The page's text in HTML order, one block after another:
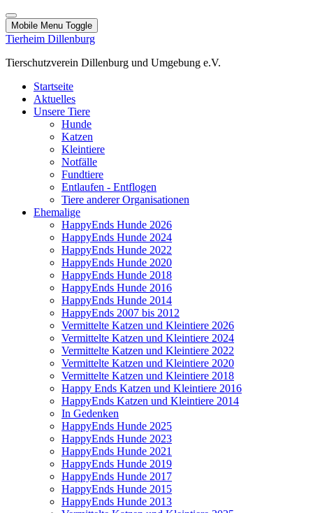
Mobile Menu Toggle
Tierheim Dillenburg
Tierschutzverein Dillenburg und Umgebung e.V.
Startseite
Aktuelles
Unsere Tiere
Hunde
Katzen
Kleintiere
Notfälle
Fundtiere
Entlaufen - Entflogen
Tiere anderer Organisationen
Ehemalige
HappyEnds Hunde 2026
HappyEnds Hunde 2024
HappyEnds Hunde 2022
HappyEnds Hunde 2020
HappyEnds Hunde 2018
HappyEnds Hunde 2016
HappyEnds Hunde 2014
HappyEnds 2007 bis 2012
Vermittelte Katzen und Kleintiere 2026
Vermittelte Katzen und Kleintiere 2024
Vermittelte Katzen und Kleintiere 2022
Vermittelte Katzen und Kleintiere 2020
Vermittelte Katzen und Kleintiere 2018
Happy Ends Katzen und Kleintiere 2016
HappyEnds Katzen und Kleintiere 2014
In Gedenken
HappyEnds Hunde 2025
HappyEnds Hunde 2023
HappyEnds Hunde 2021
HappyEnds Hunde 2019
HappyEnds Hunde 2017
HappyEnds Hunde 2015
HappyEnds Hunde 2013